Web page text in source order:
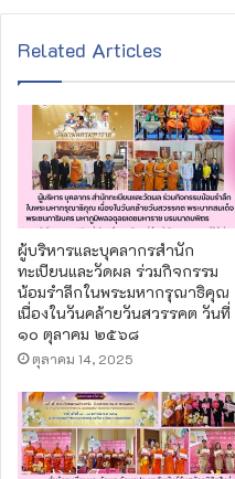
Related Articles
ผู้บริหารและบุคลากรสำนัก
ทะเบียนและวัดผล ร่วมกิจกรรม
น้อมรำลึกในพระมหากรุณาธิคุณ
เนื่องในวันคล้ายวันสวรรคต วันที่
๑๐ ตุลาคม ๒๕๖๘
ตุลาคม 14, 2025